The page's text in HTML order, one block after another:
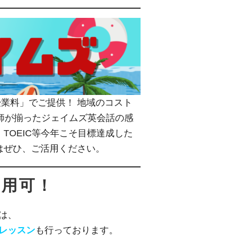
料」でご提供！ 地域のコスト
揃ったジェイムズ英会話の感
等今年こそ目標達成した
ひ、ご活用ください。
可！
、
ッスンも行っております。